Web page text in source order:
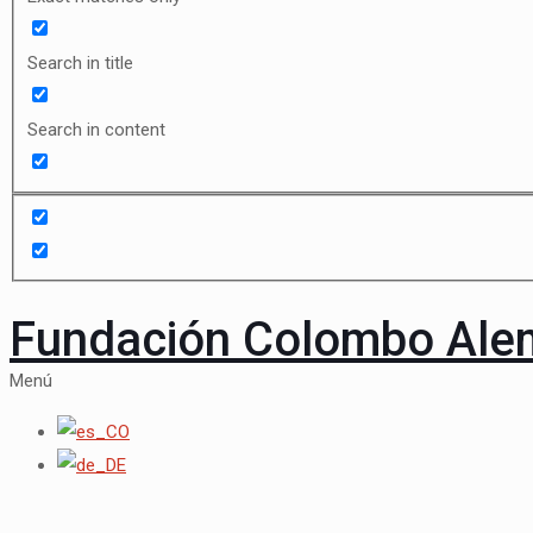
Search in title
Search in content
Fundación Colombo
Menú